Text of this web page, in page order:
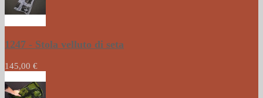
1247 - Stola velluto di seta
145,00 €